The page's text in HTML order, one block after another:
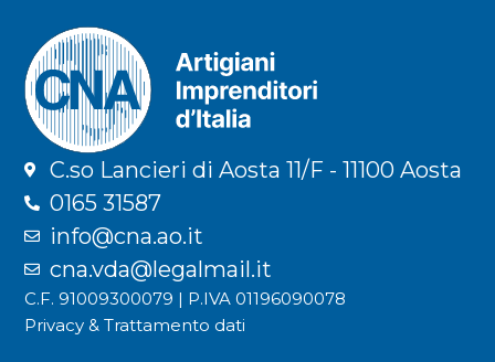
C.so Lancieri di Aosta 11/F - 11100 Aosta
0165 31587
info@cna.ao.it
cna.vda@legalmail.it
C.F. 91009300079 | P.IVA 01196090078
Privacy & Trattamento dati